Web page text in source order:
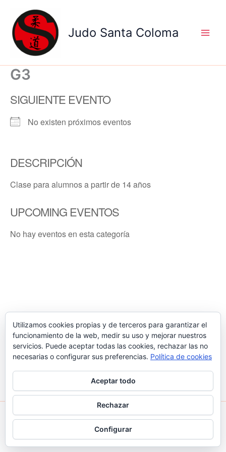
contenido
Judo Santa Coloma
G3
SIGUIENTE EVENTO
No existen próximos eventos
DESCRIPCIÓN
Clase para alumnos a partir de 14 años
UPCOMING EVENTOS
No hay eventos en esta categoría
Todos los derechos © 2026 Judo Santa Coloma | Funciona
Tema Astra para WordPress
Utilizamos cookies propias y de terceros para garantizar el
funcionamiento de la web, medir su uso y mejorar nuestros
servicios. Puede aceptar todas las cookies, rechazar las no
necesarias o configurar sus preferencias. Política de cookies
Aceptar todo
Rechazar
Configurar